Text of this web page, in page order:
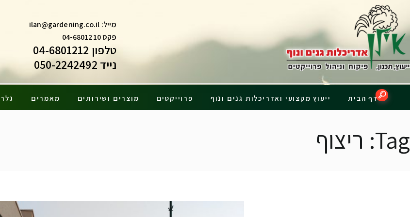
מייל: ilan@gardening.co.il
פקס 04-6801210
טלפון 04-6801212
נייד 050-2242492
דף הבית ייעוץ מקצועי ואדריכלות גנים ונוף פרוייקטים מוצרים ושירותים מאמרים
Tag: ריצוף